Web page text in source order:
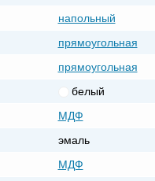
напольный
прямоугольная
прямоугольная
белый
МДФ
эмаль
МДФ